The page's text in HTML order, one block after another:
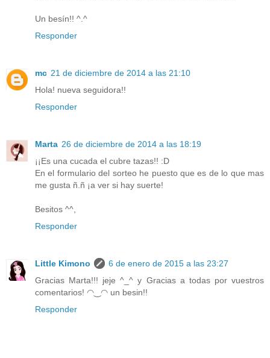
Un besín!! ^.^
Responder
mc 21 de diciembre de 2014 a las 21:10
Hola! nueva seguidora!!
Responder
Marta 26 de diciembre de 2014 a las 18:19
¡¡Es una cucada el cubre tazas!! :D
En el formulario del sorteo he puesto que es de lo que mas
me gusta ñ.ñ ¡a ver si hay suerte!
Besitos ^^,
Responder
Little Kimono
6 de enero de 2015 a las 23:27
Gracias Marta!!! jeje ^_^ y Gracias a todas por vuestros
comentarios! ◠‿◠ un besin!!
Responder